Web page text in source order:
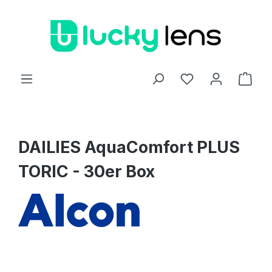
DAILIES AquaComfort PLUS
TORIC - 30er Box